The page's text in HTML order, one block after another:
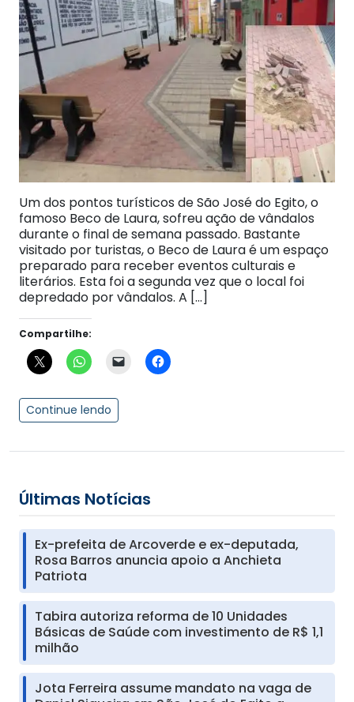
Um dos pontos turísticos de São José do Egito, o
famoso Beco de Laura, sofreu ação de vândalos
durante o final de semana passado. Bastante
visitado por turistas, o Beco de Laura é um espaço
preparado para receber eventos culturais e
literários. Esta foi a segunda vez que o local foi
depredado por vândalos. A […]
Compartilhe:
Continue lendo
Últimas Notícias
Ex-prefeita de Arcoverde e ex-deputada,
Rosa Barros anuncia apoio a Anchieta
Patriota
Tabira autoriza reforma de 10 Unidades
Básicas de Saúde com investimento de R$ 1,1
milhão
Jota Ferreira assume mandato na vaga de